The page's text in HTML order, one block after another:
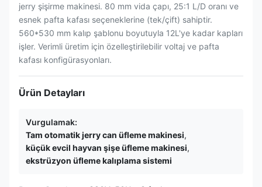
jerry şişirme makinesi. 80 mm vida çapı, 25:1 L/D oranı ve
esnek pafta kafası seçeneklerine (tek/çift) sahiptir.
560*530 mm kalıp şablonu boyutuyla 12L'ye kadar kapları
işler. Verimli üretim için özelleştirilebilir voltaj ve pafta
kafası konfigürasyonları.
Ürün Detayları
Vurgulamak:
Tam otomatik jerry can üfleme makinesi,
küçük evcil hayvan şişe üfleme makinesi,
ekstrüzyon üfleme kalıplama sistemi